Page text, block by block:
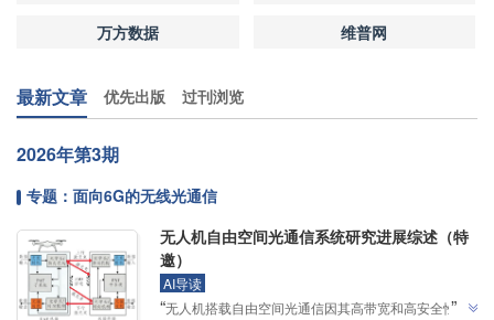
万方数据
维普网
最新文章 优先出版 过刊浏览
2026年第3期
专题：面向6G的无线光通信
无人机自由空间光通信系统研究进展综述（特
邀）
AI导读
“无人机搭载自由空间光通信因其高带宽和高安全性，
”